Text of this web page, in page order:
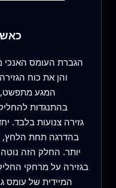
הגברת העומס האנכי
והן את כוח
המגע מתפשט,
בהתנגדות
גזירה צנועות בלבד.
בהדרגה תחת
יותר. החלק הזה
בגזירה על מרחקי
המיידית של עומס